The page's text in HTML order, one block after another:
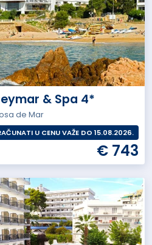
& Spa 4*
de Mar
U CENU VAŽE DO 15.08.2026.
€ 743